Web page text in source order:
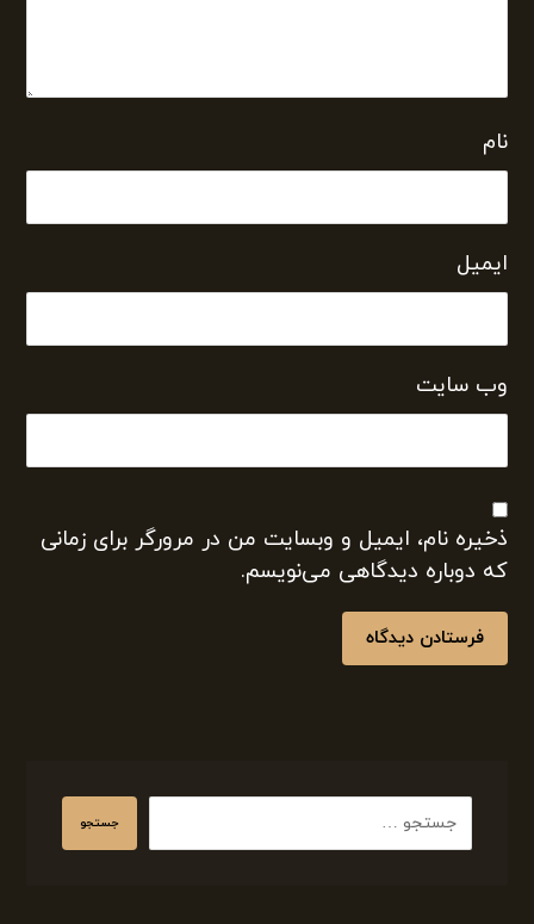
نام
ایمیل
وب‌ سایت
ذخیره نام، ایمیل و وبسایت من در مرورگر برای زمانی
که دوباره دیدگاهی می‌نویسم.
فرستادن دیدگاه
جستجو